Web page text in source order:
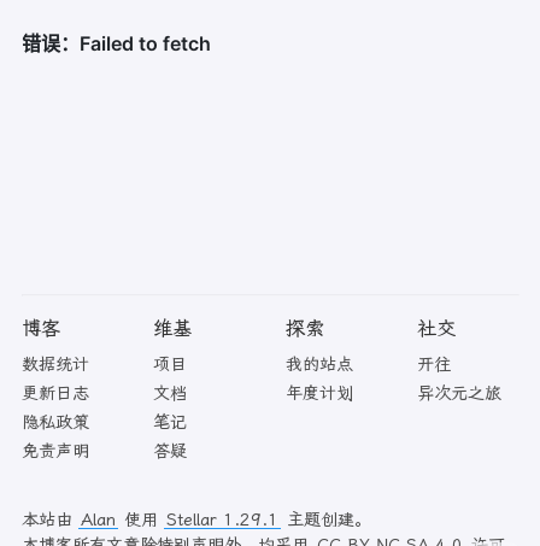
博客
数据统计
更新日志
隐私政策
免责声明
维基
项目
文档
笔记
答疑
探索
我的站点
年度计划
社交
开往
异次元之旅
本站由 Alan 使用 Stellar 1.29.1
主题创建。